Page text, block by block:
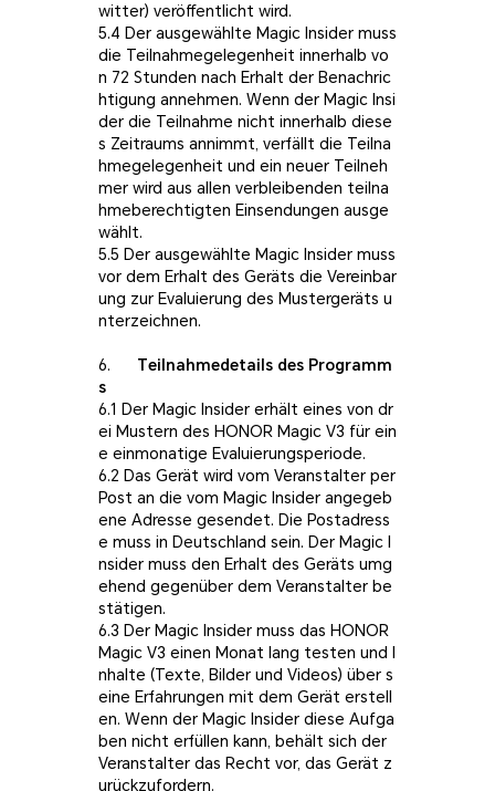
witter) veröffentlicht wird.
5.4 Der ausgewählte Magic Insider muss
die Teilnahmegelegenheit innerhalb vo
n 72 Stunden nach Erhalt der Benachric
htigung annehmen. Wenn der Magic Insi
der die Teilnahme nicht innerhalb diese
s Zeitraums annimmt, verfällt die Teilna
hmegelegenheit und ein neuer Teilneh
mer wird aus allen verbleibenden teilna
hmeberechtigten Einsendungen ausge
wählt.
5.5 Der ausgewählte Magic Insider muss
vor dem Erhalt des Geräts die Vereinbar
ung zur Evaluierung des Mustergeräts u
nterzeichnen.
6. Teilnahmedetails des Programm
s
6.1 Der Magic Insider erhält eines von dr
ei Mustern des HONOR Magic V3 für ein
e einmonatige Evaluierungsperiode.
6.2 Das Gerät wird vom Veranstalter per
Post an die vom Magic Insider angegeb
ene Adresse gesendet. Die Postadress
e muss in Deutschland sein. Der Magic I
nsider muss den Erhalt des Geräts umg
ehend gegenüber dem Veranstalter be
stätigen.
6.3 Der Magic Insider muss das HONOR
Magic V3 einen Monat lang testen und I
nhalte (Texte, Bilder und Videos) über s
eine Erfahrungen mit dem Gerät erstell
en. Wenn der Magic Insider diese Aufga
ben nicht erfüllen kann, behält sich der
Veranstalter das Recht vor, das Gerät z
urückzufordern.